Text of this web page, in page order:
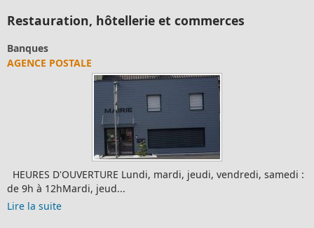
Restauration, hôtellerie et commerces
Banques
AGENCE POSTALE
HEURES D'OUVERTURE Lundi, mardi, jeudi, vendredi, samedi :
de 9h à 12hMardi, jeud...
Lire la suite